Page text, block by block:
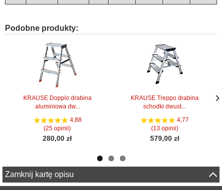
Podobne produkty:
KRAUSE Dopplo drabina
aluminiowa dw...
4,88
(25 opinii)
280,00 zł
KRAUSE Treppo drabina
schodki dwust...
4,77
(13 opinii)
579,00 zł
Zamknij kartę opisu